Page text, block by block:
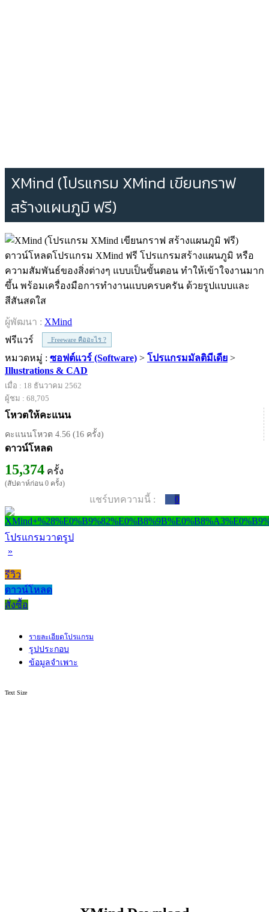
XMind (โปรแกรม XMind เขียนกราฟ
สร้างแผนภูมิ ฟรี)
ดาวน์โหลดโปรแกรม XMind ฟรี โปรแกรมสร้างแผนภูมิ หรือ
ความสัมพันธ์ของสิ่งต่างๆ แบบเป็นขั้นตอน ทำให้เข้าใจงานมาก
ขึ้น พร้อมเครื่องมือการทำงานแบบครบครัน ด้วยรูปแบบและ
สีสันสดใส
ผู้พัฒนา : XMind
ฟรีแวร์
Freeware คืออะไร ?
หมวดหมู่ : ซอฟต์แวร์ (Software) > โปรแกรมมัลติมีเดีย >
Illustrations & CAD
เมื่อ : 18 ธันวาคม 2562
ผู้ชม : 68,705
โหวตให้คะแนน
คะแนนโหวต 4.56 (16 ครั้ง)
ดาวน์โหลด
15,374 ครั้ง
(สัปดาห์ก่อน 0 ครั้ง)
แชร์บทความนี้ : 0
โปรแกรมวาดรูป
»
รีวิว
ดาวน์โหลด
สั่งซื้อ
รายละเอียดโปรแกรม
รูปประกอบ
ข้อมูลจำเพาะ
Text Size